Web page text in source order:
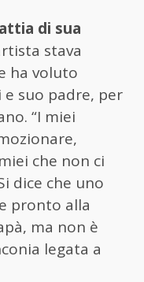
di sua
stava
ha voluto
suo padre, per
“I miei
che non ci
dice che uno
pronto alla
ma non è
legata a